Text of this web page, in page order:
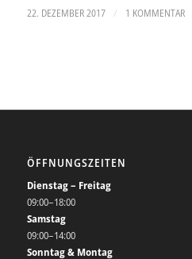
22. DEZEMBER 2017 / 1 KOMMENTAR
ÖFFNUNGSZEITEN
Dienstag – Freitag
09:00–18:00
Samstag
09:00–14:00
Sonntag & Montag